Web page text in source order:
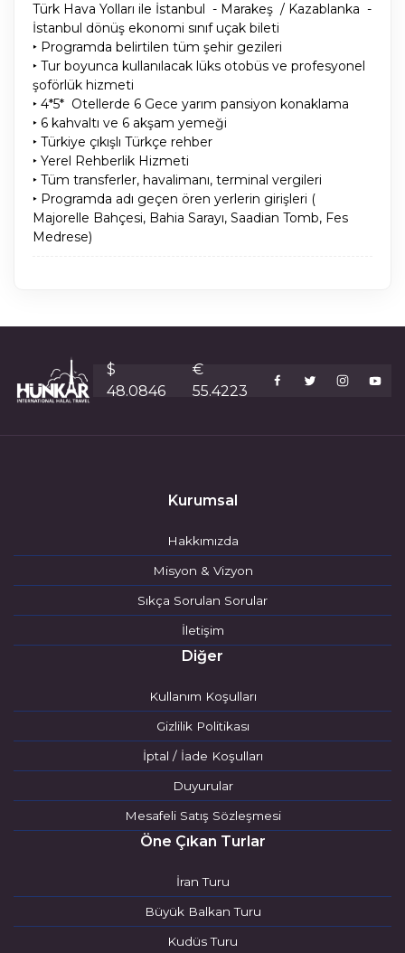
Türk Hava Yolları ile İstanbul - Marakeş / Kazablanka -
İstanbul dönüş ekonomi sınıf uçak bileti
‣ Programda belirtilen tüm şehir gezileri
‣ Tur boyunca kullanılacak lüks otobüs ve profesyonel
şoförlük hizmeti
‣ 4*5* Otellerde 6 Gece yarım pansiyon konaklama
‣ 6 kahvaltı ve 6 akşam yemeği
‣ Türkiye çıkışlı Türkçe rehber
‣ Yerel Rehberlik Hizmeti
‣ Tüm transferler, havalimanı, terminal vergileri
‣ Programda adı geçen ören yerlerin girişleri (
Majorelle Bahçesi, Bahia Sarayı, Saadian Tomb, Fes
Medrese)
$
48.0846
€
55.4223
Kurumsal
Hakkımızda
Misyon & Vizyon
Sıkça Sorulan Sorular
İletişim
Diğer
Kullanım Koşulları
Gizlilik Politikası
İptal / İade Koşulları
Duyurular
Mesafeli Satış Sözleşmesi
Öne Çıkan Turlar
İran Turu
Büyük Balkan Turu
Kudüs Turu